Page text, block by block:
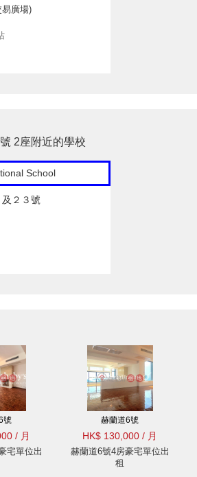
廣場)
2座附近的學校
School
２３號
號
/ 月
宅單位出
赫蘭道6號
HK$ 130,000 / 月
赫蘭道6號4房豪宅單位出
租